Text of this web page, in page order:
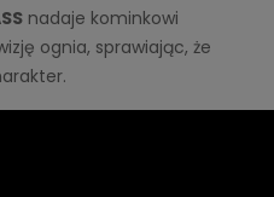
nadaje kominkowi
ognia, sprawiając, że